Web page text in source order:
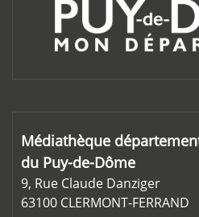
Médiathèque
du Puy-de-Dôme
9, Rue Claude Danziger
63100 CLERMONT-FERRAND